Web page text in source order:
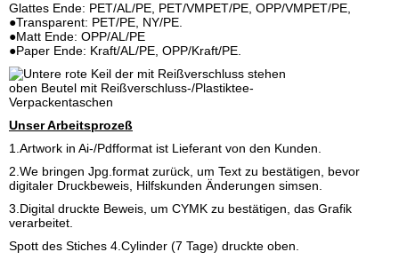
Glattes Ende: PET/AL/PE, PET/VMPET/PE, OPP/VMPET/PE,
●Transparent: PET/PE, NY/PE.
●Matt Ende: OPP/AL/PE
●Paper Ende: Kraft/AL/PE, OPP/Kraft/PE.
Unser Arbeitsprozeß
1.Artwork in Ai-/Pdfformat ist Lieferant von den Kunden.
2.We bringen Jpg.format zurück, um Text zu bestätigen, bevor
digitaler Druckbeweis, Hilfskunden Änderungen simsen.
3.Digital druckte Beweis, um CYMK zu bestätigen, das Grafik
verarbeitet.
Spott des Stiches 4.Cylinder (7 Tage) druckte oben.